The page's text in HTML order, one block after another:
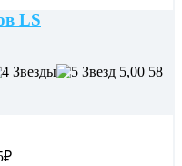
LS
5,00 58